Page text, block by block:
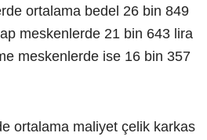
ortalama bedel 26 bin 849
meskenlerde 21 bin 643 lira
meskenlerde ise 16 bin 357
ortalama maliyet çelik karkas